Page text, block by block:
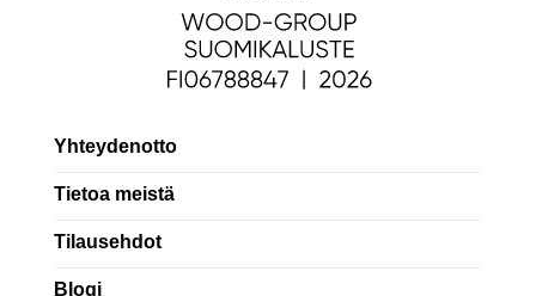
Yhteydenotto
Tietoa meistä
Tilausehdot
Blogi